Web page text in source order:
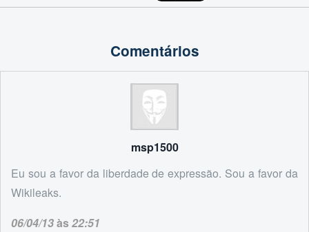
Comentários
msp1500
Eu sou a favor da liberdade de expressão. Sou a favor da
Wikileaks.
06/04/13às22:51